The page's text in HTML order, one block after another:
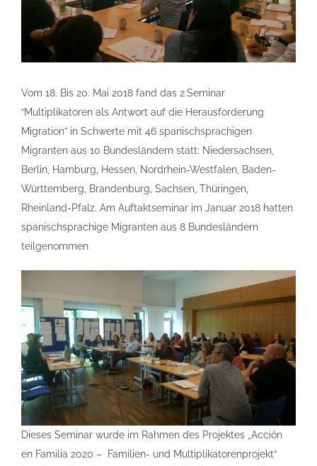
Vom 18. Bis 20. Mai 2018 fand das 2.Seminar
“Multiplikatoren als Antwort auf die Herausforderung
Migration” in Schwerte mit 46 spanischsprachigen
Migranten aus 10 Bundesländern statt: Niedersachsen,
Berlin, Hamburg, Hessen, Nordrhein-Westfalen, Baden-
Württemberg, Brandenburg, Sachsen, Thüringen,
Rheinland-Pfalz. Am Auftaktseminar im Januar 2018 hatten
spanischsprachige Migranten aus 8 Bundesländern
teilgenommen
Dieses Seminar wurde im Rahmen des Projektes „Acción
en Familia 2020­­ – Familien- und Multiplikatorenprojekt“